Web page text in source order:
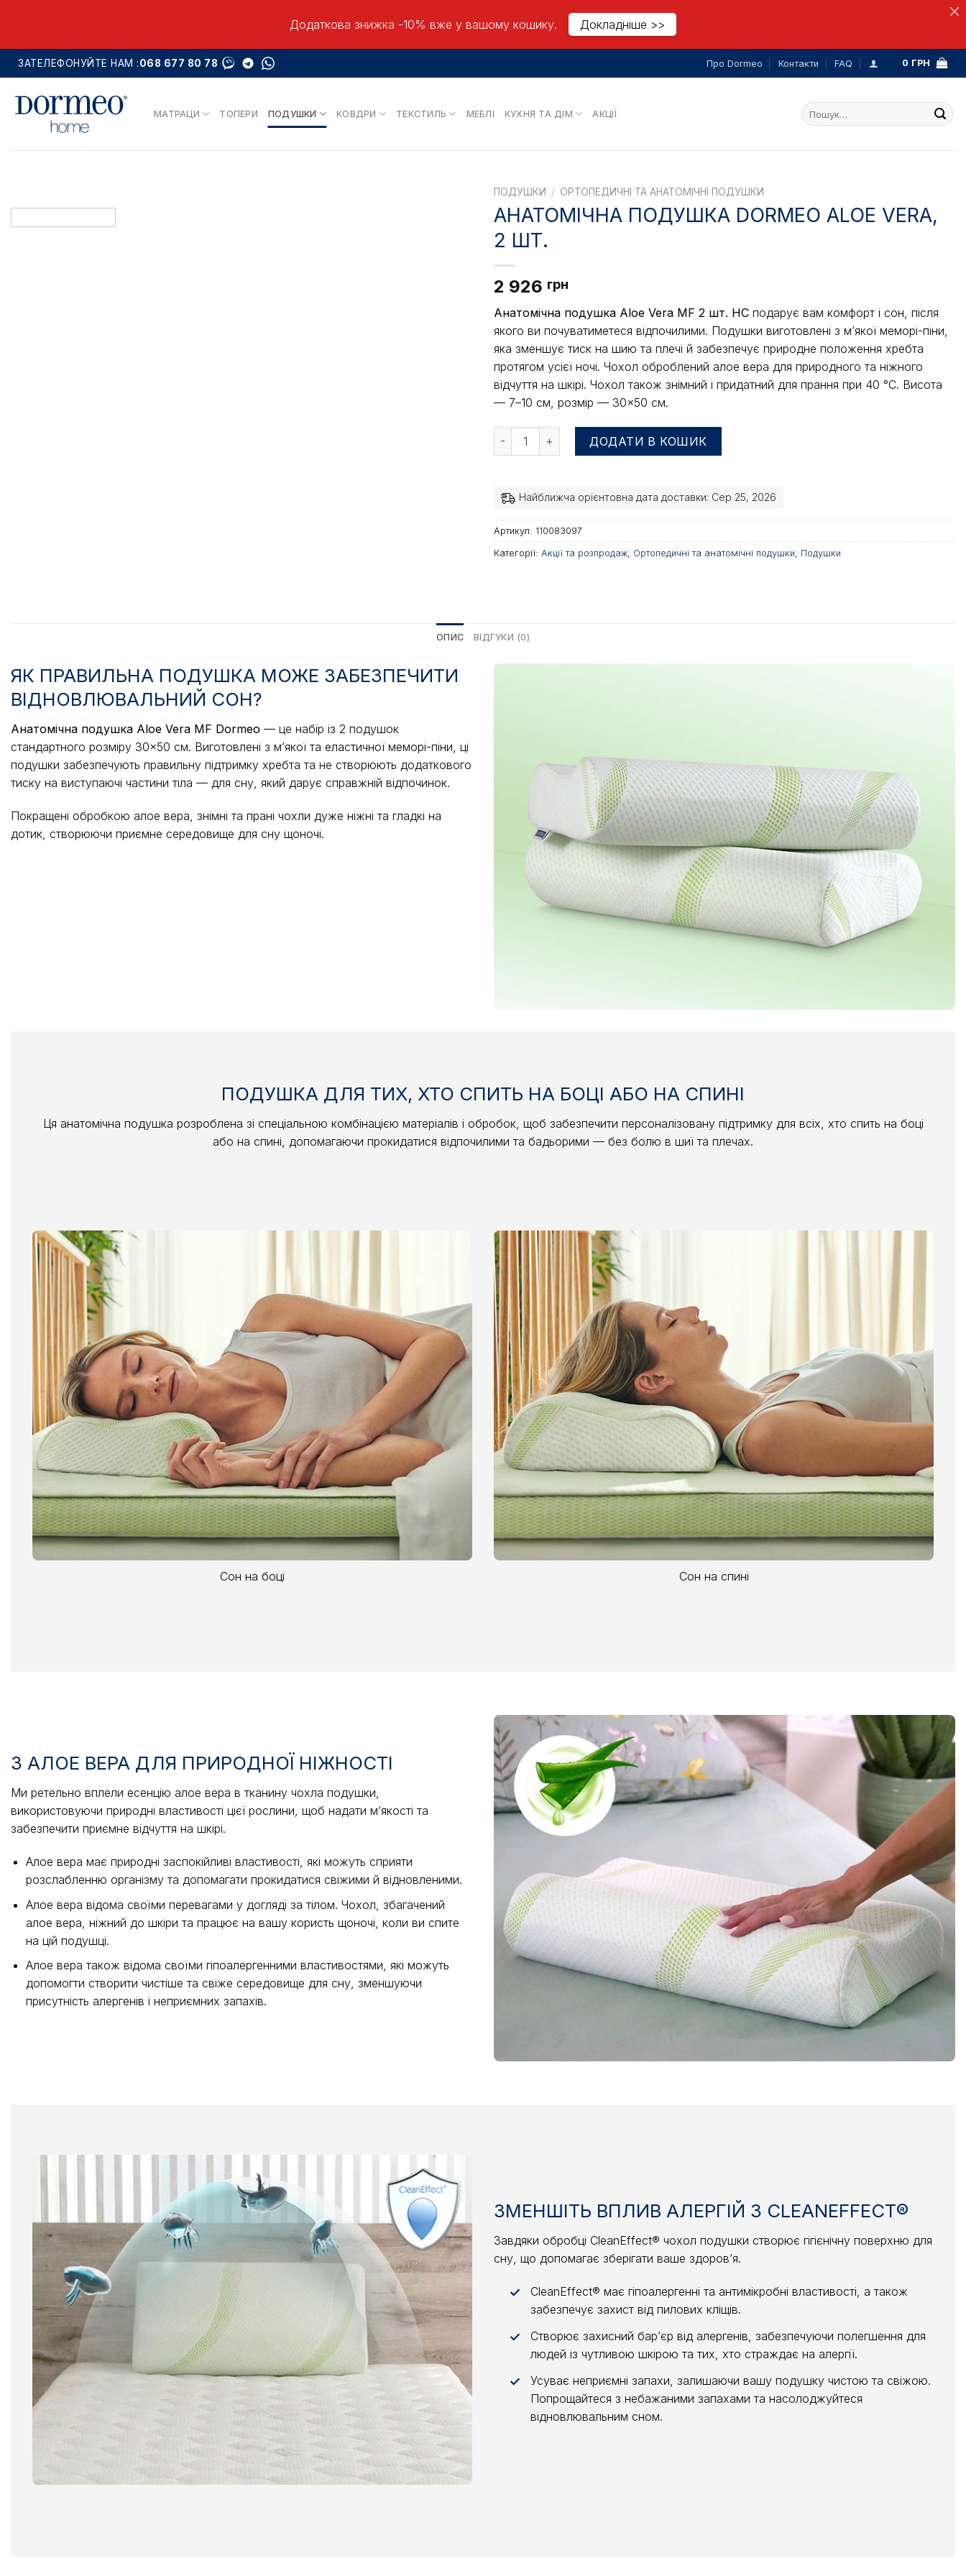
Додаткова знижка -10% вже у вашому кошику. Докладніше >>
Skip
to
content
ЗАТЕЛЕФОНУЙТЕ НАМ :068 677 80 78 Про Dormeo Контакти FAQ 0 ГРН
МАТРАЦИ ТОПЕРИ ПОДУШКИ КОВДРИ ТЕКСТИЛЬ МЕБЛІ КУХНЯ ТА ДІМ АКЦІЇ
Шукати:
ПОДУШКИ / ОРТОПЕДИЧНІ ТА АНАТОМІЧНІ ПОДУШКИ
АНАТОМІЧНА ПОДУШКА DORMEO ALOE VERA,
2 ШТ.
2 926 грн
Анатомічна подушка Aloe Vera MF 2 шт. HC подарує вам комфорт і сон, після
якого ви почуватиметеся відпочилими. Подушки виготовлені з м’якої меморі-піни,
яка зменшує тиск на шию та плечі й забезпечує природне положення хребта
протягом усієї ночі. Чохол оброблений алое вера для природного та ніжного
відчуття на шкірі. Чохол також знімний і придатний для прання при 40 °C. Висота
— 7–10 см, розмір — 30×50 см.
Анатомічна подушка Dormeo Aloe Vera, 2 шт. кількість
ДОДАТИ В КОШИК
Найближча орієнтовна дата доставки: Сер 25, 2026
Артикул: 110083097
Категорії: Акції та розпродаж Ортопедичні та анатомічні подушки Подушки
ОПИС ВІДГУКИ (0)
ЯК ПРАВИЛЬНА ПОДУШКА МОЖЕ ЗАБЕЗПЕЧИТИ
ВІДНОВЛЮВАЛЬНИЙ СОН?
Анатомічна подушка Aloe Vera MF Dormeo — це набір із 2 подушок
стандартного розміру 30×50 см. Виготовлені з м’якої та еластичної меморі-піни, ці
подушки забезпечують правильну підтримку хребта та не створюють додаткового
тиску на виступаючі частини тіла — для сну, який дарує справжній відпочинок.
Покращені обробкою алое вера, знімні та прані чохли дуже ніжні та гладкі на
дотик, створюючи приємне середовище для сну щоночі.
ПОДУШКА ДЛЯ ТИХ, ХТО СПИТЬ НА БОЦІ АБО НА СПИНІ
Ця анатомічна подушка розроблена зі спеціальною комбінацією матеріалів і обробок, щоб забезпечити персоналізовану підтримку для всіх, хто спить на боці
або на спині, допомагаючи прокидатися відпочилими та бадьорими — без болю в шиї та плечах.
Сон на боці Сон на спині
З АЛОЕ ВЕРА ДЛЯ ПРИРОДНОЇ НІЖНОСТІ
Ми ретельно вплели есенцію алое вера в тканину чохла подушки,
використовуючи природні властивості цієї рослини, щоб надати м’якості та
забезпечити приємне відчуття на шкірі.
Алое вера має природні заспокійливі властивості, які можуть сприяти
розслабленню організму та допомагати прокидатися свіжими й відновленими.
Алое вера відома своїми перевагами у догляді за тілом. Чохол, збагачений
алое вера, ніжний до шкіри та працює на вашу користь щоночі, коли ви спите
на цій подушці.
Алое вера також відома своїми гіпоалергенними властивостями, які можуть
допомогти створити чистіше та свіже середовище для сну, зменшуючи
присутність алергенів і неприємних запахів.
ЗМЕНШІТЬ ВПЛИВ АЛЕРГІЙ З CLEANEFFECT®
Завдяки обробці CleanEffect® чохол подушки створює гігієнічну поверхню для
сну, що допомагає зберігати ваше здоров’я.
✓
CleanEffect® має гіпоалергенні та антимікробні властивості, а також
забезпечує захист від пилових кліщів.
✓
Створює захисний бар’єр від алергенів, забезпечуючи полегшення для
людей із чутливою шкірою та тих, хто страждає на алергії.
✓
Усуває неприємні запахи, залишаючи вашу подушку чистою та свіжою.
Попрощайтеся з небажаними запахами та насолоджуйтеся
відновлювальним сном.